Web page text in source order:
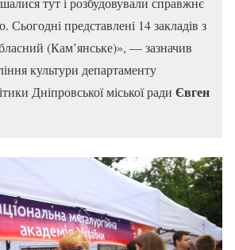
Сьогодні представлені 14 закладів з
(Кам’янське)», — зазначив
культури департаменту
Дніпровської міської ради Євген